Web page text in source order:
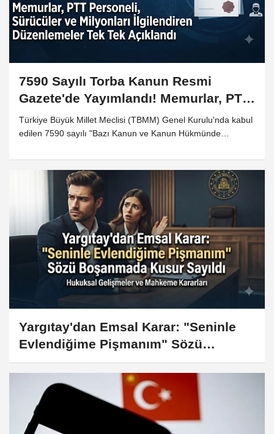
7590 Sayılı Torba Kanun Resmi
Gazete'de Yayımlandı! Memurlar, PTT
Personeli, Sürücüler ve Milyonları
İlgilendiren Düzenlemeler Tek Tek
Türkiye Büyük Millet Meclisi (TBMM) Genel Kurulu'nda kabul
edilen 7590 sayılı "Bazı Kanun ve Kanun Hükmünde
Temmuz 2026 tarihli Resmi Gazete'de yayımlanarak
yürürlüğe girdi. Kamu personel sistemi, PTT çalışanlarının
statüsü, sürücü belgeleri, turizm sektörüne yönelik prim
desteği, vergi uygulamaları, nükleer enerji yatırımları ve
birçok farklı alanda önemli değişiklikler içeren torba kanun
toplam 32 maddeden oluşuyor.
Yargıtay'dan Emsal Karar: "Seninle
Evlendiğime Pişmanım" Sözü
Boşanmada Kusur Sayıldı